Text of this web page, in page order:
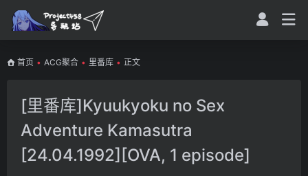
首页 • ACG聚合 • 里番库 • 正文
[里番库]Kyuukyoku no Sex
Adventure Kamasutra
[24.04.1992][OVA, 1 episode]